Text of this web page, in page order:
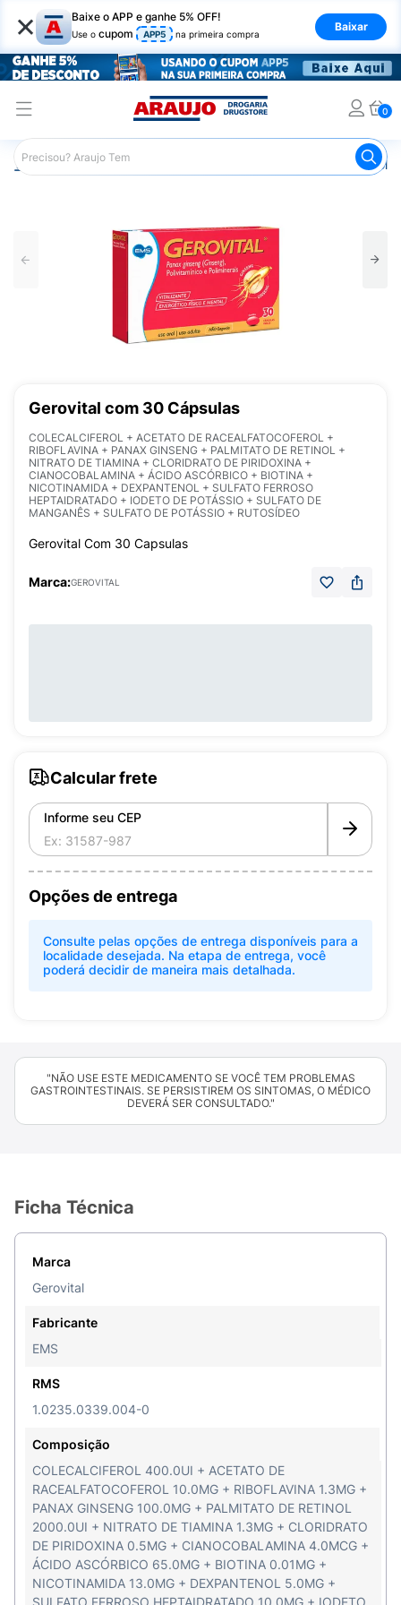
× Baixe o APP e ganhe 5% OFF!
Use o cupom APP5 na primeira compra
Baixar
0
Araujo Saúde e Bem Estar
Gerovital com 30 Cápsulas
COLECALCIFEROL + ACETATO DE RACEALFATOCOFEROL +
RIBOFLAVINA + PANAX GINSENG + PALMITATO DE RETINOL +
NITRATO DE TIAMINA + CLORIDRATO DE PIRIDOXINA +
CIANOCOBALAMINA + ÁCIDO ASCÓRBICO + BIOTINA +
NICOTINAMIDA + DEXPANTENOL + SULFATO FERROSO
HEPTAIDRATADO + IODETO DE POTÁSSIO + SULFATO DE
MANGANÊS + SULFATO DE POTÁSSIO + RUTOSÍDEO
Gerovital Com 30 Capsulas
Marca:GEROVITAL
Calcular frete
Informe seu CEP
Opções de entrega
Consulte pelas opções de entrega disponíveis para a
localidade desejada. Na etapa de entrega, você
poderá decidir de maneira mais detalhada.
"NÃO USE ESTE MEDICAMENTO SE VOCÊ TEM PROBLEMAS
GASTROINTESTINAIS. SE PERSISTIREM OS SINTOMAS, O MÉDICO
DEVERÁ SER CONSULTADO."
Ficha Técnica
Marca
Gerovital
Fabricante
EMS
RMS
1.0235.0339.004-0
Composição
COLECALCIFEROL 400.0UI + ACETATO DE
RACEALFATOCOFEROL 10.0MG + RIBOFLAVINA 1.3MG +
PANAX GINSENG 100.0MG + PALMITATO DE RETINOL
2000.0UI + NITRATO DE TIAMINA 1.3MG + CLORIDRATO
DE PIRIDOXINA 0.5MG + CIANOCOBALAMINA 4.0MCG +
ÁCIDO ASCÓRBICO 65.0MG + BIOTINA 0.01MG +
NICOTINAMIDA 13.0MG + DEXPANTENOL 5.0MG +
SULFATO FERROSO HEPTAIDRATADO 10.0MG + IODETO